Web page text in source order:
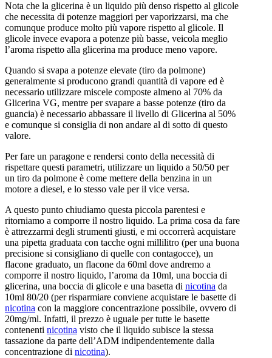
Nota che la glicerina è un liquido più denso rispetto al glicole
che necessita di potenze maggiori per vaporizzarsi, ma che
comunque produce molto più vapore rispetto al glicole. Il
glicole invece evapora a potenze più basse, veicola meglio
l’aroma rispetto alla glicerina ma produce meno vapore.
Quando si svapa a potenze elevate (tiro da polmone)
generalmente si producono grandi quantità di vapore ed è
necessario utilizzare miscele composte almeno al 70% da
Glicerina VG, mentre per svapare a basse potenze (tiro da
guancia) è necessario abbassare il livello di Glicerina al 50%
e comunque si consiglia di non andare al di sotto di questo
valore.
Per fare un paragone e rendersi conto della necessità di
rispettare questi parametri, utilizzare un liquido a 50/50 per
un tiro da polmone è come mettere della benzina in un
motore a diesel, e lo stesso vale per il vice versa.
A questo punto chiudiamo questa piccola parentesi e
ritorniamo a comporre il nostro liquido. La prima cosa da fare
è attrezzarmi degli strumenti giusti, e mi occorrerà acquistare
una pipetta graduata con tacche ogni millilitro (per una buona
precisione si consigliano di quelle con contagocce), un
flacone graduato, un flacone da 60ml dove andremo a
comporre il nostro liquido, l’aroma da 10ml, una boccia di
glicerina, una boccia di glicole e una basetta di nicotina da
10ml 80/20 (per risparmiare conviene acquistare le basette di
nicotina con la maggiore concentrazione possibile, ovvero di
20mg/ml. Infatti, il prezzo è uguale per tutte le basette
contenenti nicotina visto che il liquido subisce la stessa
tassazione da parte dell’ADM indipendentemente dalla
concentrazione di nicotina).